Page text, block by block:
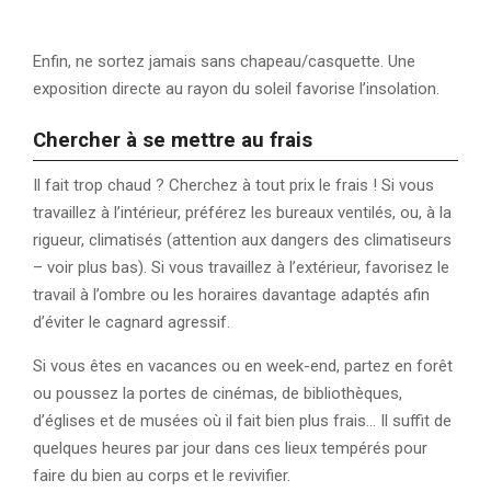
Enfin, ne sortez jamais sans chapeau/casquette. Une
exposition directe au rayon du soleil favorise l’insolation.
Chercher à se mettre au frais
Il fait trop chaud ? Cherchez à tout prix le frais ! Si vous
travaillez à l’intérieur, préférez les bureaux ventilés, ou, à la
rigueur, climatisés (attention aux dangers des climatiseurs
– voir plus bas). Si vous travaillez à l’extérieur, favorisez le
travail à l’ombre ou les horaires davantage adaptés afin
d’éviter le cagnard agressif.
Si vous êtes en vacances ou en week-end, partez en forêt
ou poussez la portes de cinémas, de bibliothèques,
d’églises et de musées où il fait bien plus frais… Il suffit de
quelques heures par jour dans ces lieux tempérés pour
faire du bien au corps et le revivifier.